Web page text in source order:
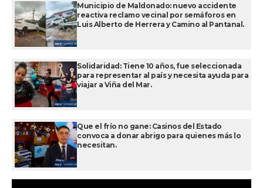
Municipio de Maldonado: nuevo accidente
reactiva reclamo vecinal por semáforos en
Luis Alberto de Herrera y Camino al Pantanal.
Solidaridad: Tiene 10 años, fue seleccionada
para representar al país y necesita ayuda para
viajar a Viña del Mar.
Que el frío no gane: Casinos del Estado
convoca a donar abrigo para quienes más lo
necesitan.